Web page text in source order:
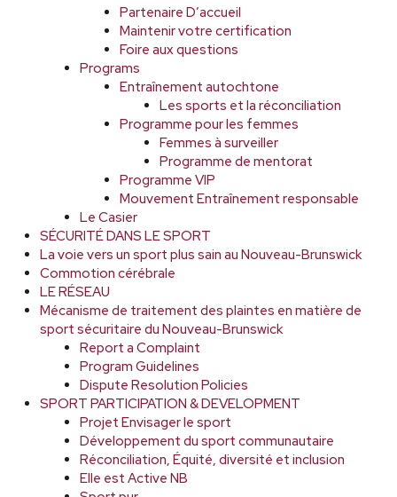
Partenaire D’accueil
Maintenir votre certification
Foire aux questions
Programs
Entraînement autochtone
Les sports et la réconciliation
Programme pour les femmes
Femmes à surveiller
Programme de mentorat
Programme VIP
Mouvement Entraînement responsable
Le Casier
SÉCURITÉ DANS LE SPORT
La voie vers un sport plus sain au Nouveau-Brunswick
Commotion cérébrale
LE RÉSEAU
Mécanisme de traitement des plaintes en matière de
sport sécuritaire du Nouveau-Brunswick
Report a Complaint
Program Guidelines
Dispute Resolution Policies
SPORT PARTICIPATION & DEVELOPMENT
Projet Envisager le sport
Développement du sport communautaire
Réconciliation, Équité, diversité et inclusion
Elle est Active NB